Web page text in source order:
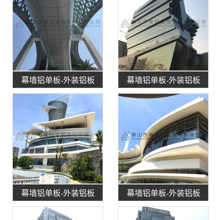
幕墙铝单板-外装铝板 幕墙铝单板-外装铝板
幕墙铝单板-外装铝板 幕墙铝单板-外装铝板